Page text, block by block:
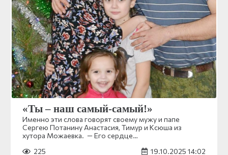
«Ты – наш самый-самый!»
Именно эти слова говорят своему мужу и папе
Сергею Потанину Анастасия, Тимур и Ксюша из
хутора Можаевка. — Его сердце…
225
19.10.2025 14:02